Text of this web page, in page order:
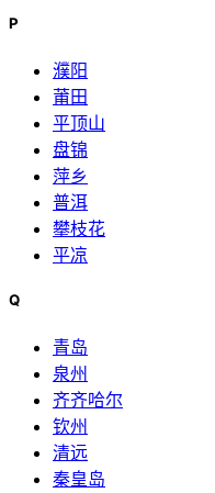
P
濮阳
莆田
平顶山
盘锦
萍乡
普洱
攀枝花
平凉
Q
青岛
泉州
齐齐哈尔
钦州
清远
秦皇岛